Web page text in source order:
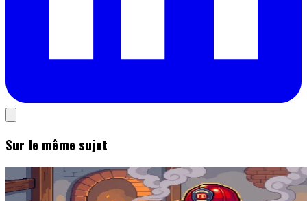
Sur le même sujet